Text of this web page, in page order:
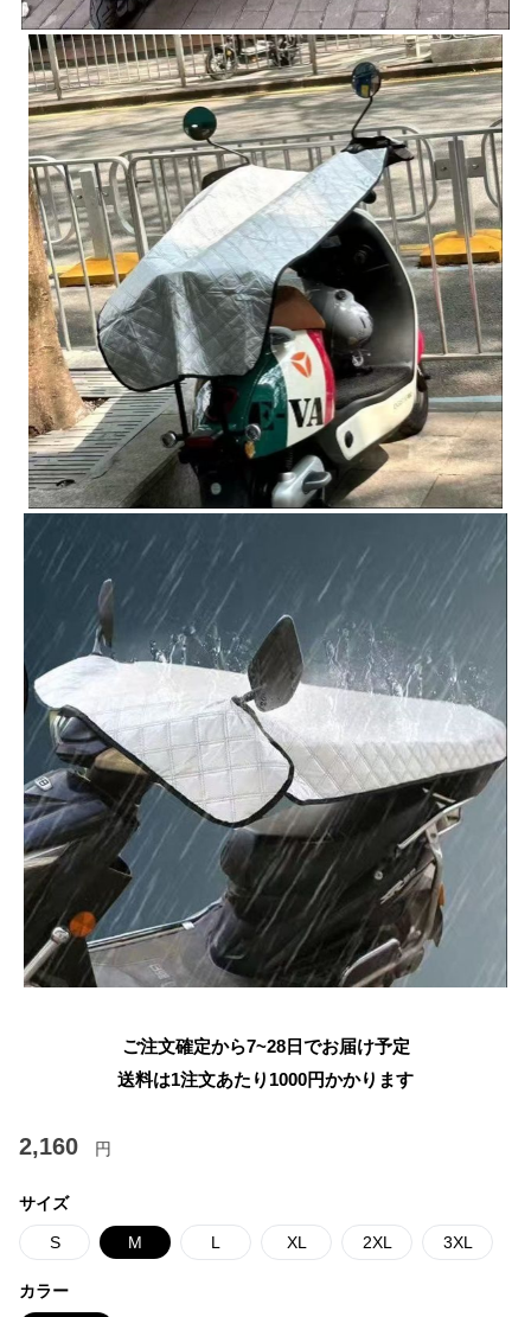
ご注文確定から7~28日でお届け予定
送料は1注文あたり 1000円かかります
2,160 円
サイズ
S M L XL 2XL 3XL
カラー